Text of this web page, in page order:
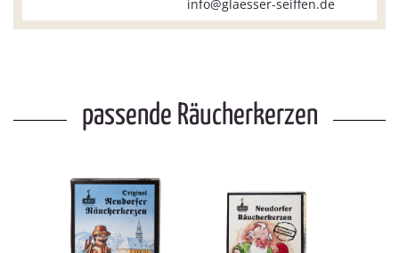
info@glaesser-seiffen.de
passende Räucherkerzen